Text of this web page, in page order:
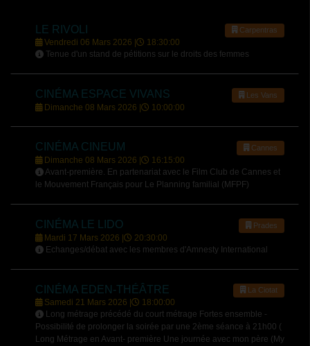
LE RIVOLI Carpentras
Vendredi 06 Mars 2026 |
18:30:00
Tenue d'un stand de pétitions sur le droits des femmes
CINÉMA ESPACE VIVANS Les Vans
Dimanche 08 Mars 2026 | 10:00:00
CINÉMA CINEUM Cannes
Dimanche 08 Mars 2026 |
16:15:00
Avant-première. En partenariat avec le Film Club de Cannes et
le Mouvement Français pour Le Planning familial (MFPF)
CINÉMA LE LIDO Prades
Mardi 17 Mars 2026 |
20:30:00
Echanges/débat avec les membres d'Amnesty International
CINÉMA EDEN-THÉÂTRE La Ciotat
Samedi 21 Mars 2026 |
18:00:00
Long métrage précédé du court métrage Fortes ensemble -
Possibilité de prolonger la soirée par une 2ème séance à 21h00 (
Long Métrage en Avant- première Une journée avec mon père (My